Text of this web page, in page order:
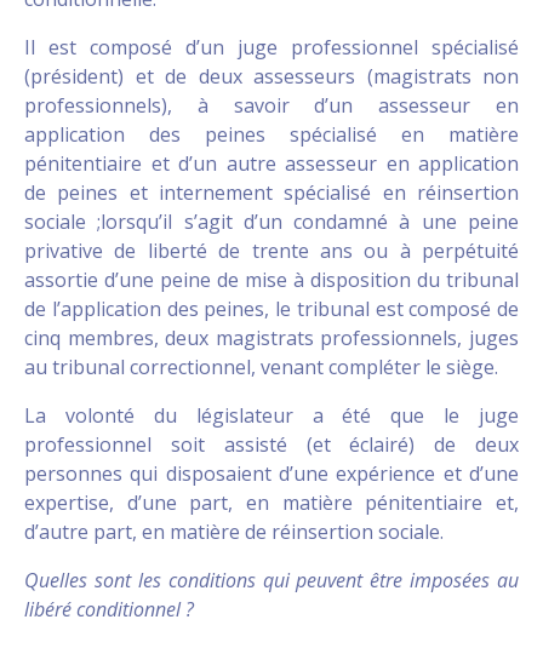
Il est composé d’un juge professionnel spécialisé
(président) et de deux assesseurs (magistrats non
professionnels), à savoir d’un assesseur en
application des peines spécialisé en matière
pénitentiaire et d’un autre assesseur en application
de peines et internement spécialisé en réinsertion
sociale ;lorsqu’il s’agit d’un condamné à une peine
privative de liberté de trente ans ou à perpétuité
assortie d’une peine de mise à disposition du tribunal
de l’application des peines, le tribunal est composé de
cinq membres, deux magistrats professionnels, juges
au tribunal correctionnel, venant compléter le siège.
La volonté du législateur a été que le juge
professionnel soit assisté (et éclairé) de deux
personnes qui disposaient d’une expérience et d’une
expertise, d’une part, en matière pénitentiaire et,
d’autre part, en matière de réinsertion sociale.
Quelles sont les conditions qui peuvent être imposées au
libéré conditionnel ?